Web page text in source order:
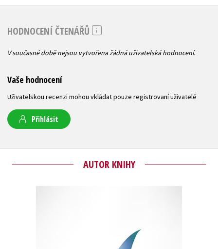
HODNOCENÍ ČTENÁŘŮ
V současné době nejsou vytvořena žádná uživatelská hodnocení.
Vaše hodnocení
Uživatelskou recenzi mohou vkládat pouze registrovaní uživatelé
Přihlásit
AUTOR KNIHY